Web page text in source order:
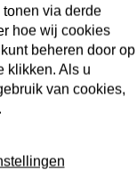
via derde
hoe wij cookies
beheren door op
klikken. Als u
van cookies,